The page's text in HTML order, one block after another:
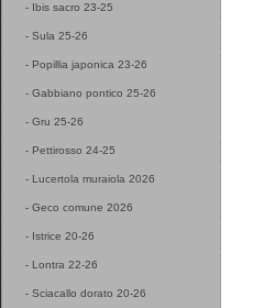
- Ibis sacro 23-25
- Sula 25-26
- Popillia japonica 23-26
- Gabbiano pontico 25-26
- Gru 25-26
- Pettirosso 24-25
- Lucertola muraiola 2026
- Geco comune 2026
- Istrice 20-26
- Lontra 22-26
- Sciacallo dorato 20-26